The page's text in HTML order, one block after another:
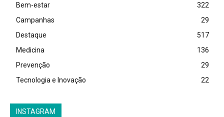
Bem-estar
322
Campanhas
29
Destaque
517
Medicina
136
Prevenção
29
Tecnologia e Inovação
22
INSTAGRAM